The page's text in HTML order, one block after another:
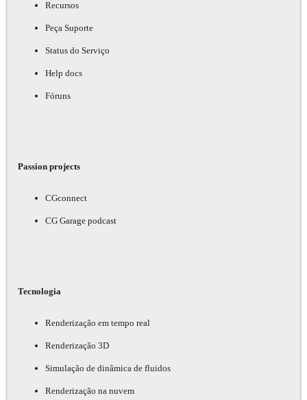
Recursos
Peça Suporte
Status do Serviço
Help docs
Fóruns
Passion projects
CGconnect
CG Garage podcast
Tecnologia
Renderização em tempo real
Renderização 3D
Simulação de dinâmica de fluidos
Renderização na nuvem